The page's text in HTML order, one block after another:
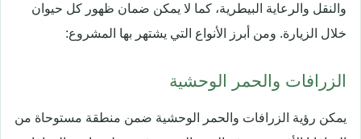
والنقل والرعاية البيطرية، كما لا يمكن ضمان ظهور كل حيوان
خلال الزيارة. ومن أبرز الأنواع التي يشتهر بها المشروع:
الزرافات والحمر الوحشية
يمكن رؤية الزرافات والحمر الوحشية ضمن منطقة مستوحاة من